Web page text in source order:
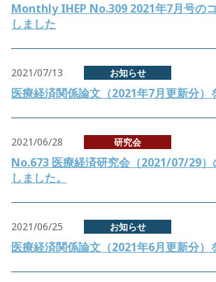
Monthly IHEP No.309 2021年7月号の
しました
2021/07/13 お知らせ
医療経済関係論文（2021年7月更新分）
2021/06/28 研究会
No.673 医療経済研究会（2021/07/29）
しました。
2021/06/25 お知らせ
医療経済関係論文（2021年6月更新分）